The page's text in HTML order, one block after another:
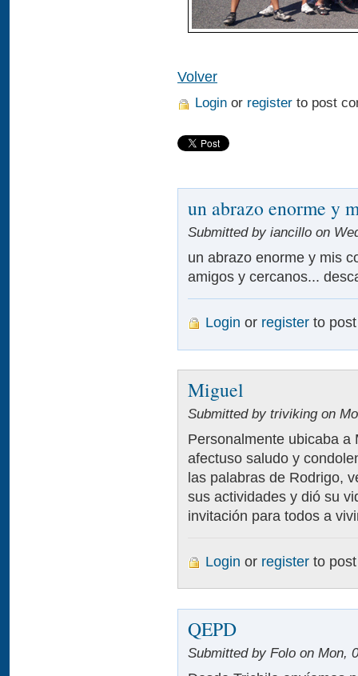
Volver
Login or register to post
un abrazo enorme y
Submitted by iancillo on
un abrazo enorme y mis
amigos y cercanos...
Login or register to
Miguel
Submitted by triviking on
Personalmente ubicaba a
afectuso saludo y
las palabras de Rodrigo,
sus actividades y dió su
invitación para todos a
Login or register to
QEPD
Submitted by Folo on Mon,